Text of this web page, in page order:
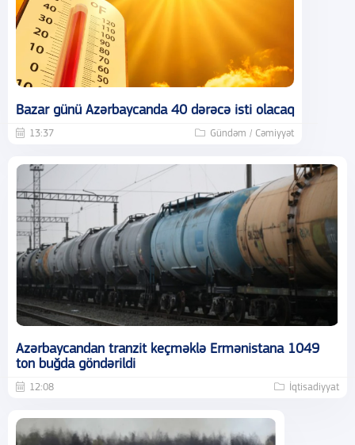
Bazar günü Azərbaycanda 40 dərəcə isti olacaq
13:37 Gündəm / Cəmiyyət
Azərbaycandan tranzit keçməklə Ermənistana 1049
ton buğda göndərildi
12:08 İqtisadiyyat